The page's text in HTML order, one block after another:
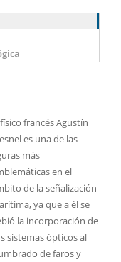
francés Agustín
es una de las
más
en el
de la señalización
ya que a él se
la incorporación de
sistemas ópticos al
de faros y